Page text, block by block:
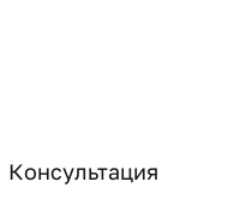
Консультация